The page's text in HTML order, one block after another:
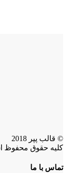
© قالب پپر 2018
کلیه حقوق محفوظ
تماس با ما